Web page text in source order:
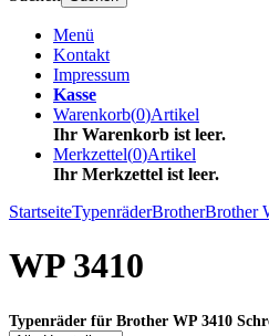
Menü
Kontakt
Impressum
Kasse
Warenkorb(0)Artikel
Ihr Warenkorb ist leer.
Merkzettel(0)Artikel
Ihr Merkzettel ist leer.
StartseiteTypenräderBrotherBrother
WP 3410
Typenräder für Brother WP 3410